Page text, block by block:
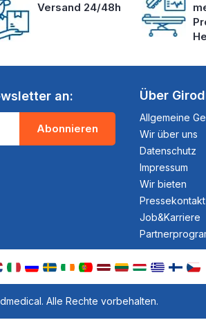
Versand 24/48h
an:
Abonnieren
Über
Allgemeine
Wir über uns
Datenschutz
Impressum
Wir bieten
Pressekontakt
Job&Karriere
Alle Rechte vorbehalten.